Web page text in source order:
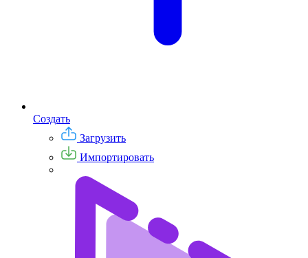
Создать
Загрузить
Импортировать